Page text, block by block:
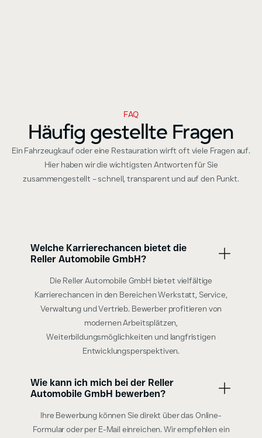
FAQ
Häufig gestellte Fragen
Ein Fahrzeugkauf oder eine Restauration wirft oft viele Fragen auf.
Hier haben wir die wichtigsten Antworten für Sie
zusammengestellt – schnell, transparent und auf den Punkt.
Welche Karrierechancen bietet die
Reller Automobile GmbH?
Die Reller Automobile GmbH bietet vielfältige
Karrierechancen in den Bereichen Werkstatt, Service,
Verwaltung und Vertrieb. Bewerber profitieren von
modernen Arbeitsplätzen,
Weiterbildungsmöglichkeiten und langfristigen
Entwicklungsperspektiven.
Wie kann ich mich bei der Reller
Automobile GmbH bewerben?
Ihre Bewerbung können Sie direkt über das Online-
Formular oder per E-Mail einreichen. Wir empfehlen ein